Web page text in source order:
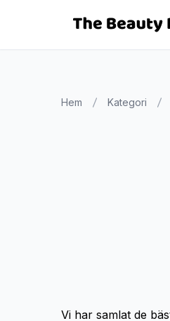
Hem Kategori
Vi har samlat de